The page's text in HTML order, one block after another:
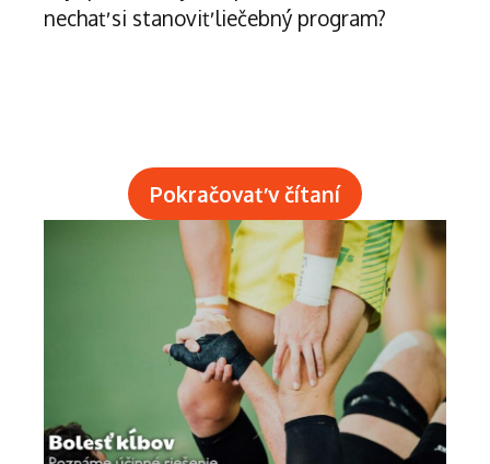
nechať si stanoviť liečebný program?
Pokračovať v čítaní